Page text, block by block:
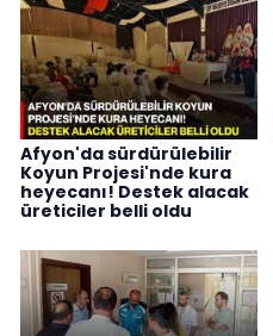
Afyon'da sürdürülebilir
Koyun Projesi'nde kura
heyecanı! Destek alacak
üreticiler belli oldu